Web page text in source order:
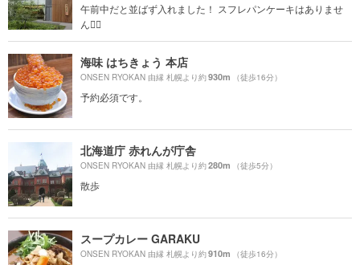
午前中だと並ばず入れました！ スフレパンケーキはありませ
ん🙅‍♀️
海味 はちきょう 本店
ONSEN RYOKAN 由縁 札幌より約930m （徒歩16分）
予約必須です。
北海道庁 赤れんが庁舎
ONSEN RYOKAN 由縁 札幌より約280m （徒歩5分）
散歩
スープカレー GARAKU
ONSEN RYOKAN 由縁 札幌より約910m （徒歩16分）